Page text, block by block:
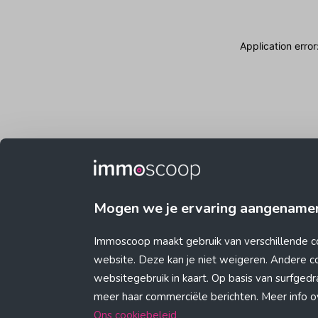
Mogen we je ervaring
Immoscoop maakt gebruik van verschillende
website. Deze kan je niet weigeren. Andere
websitegebruik in kaart. Op basis van
meer haar commerciële berichten. Meer info
Ons cookiebeleid
Application